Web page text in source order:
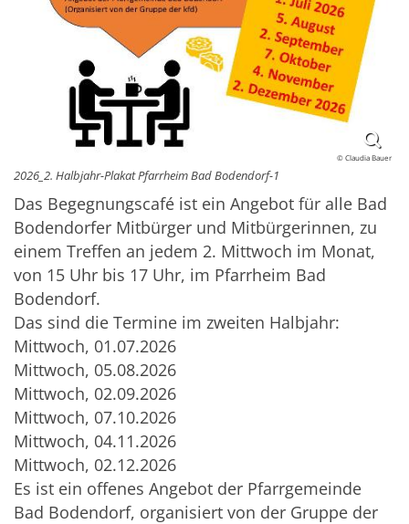
© Claudia Bauer
2026_2. Halbjahr-Plakat Pfarrheim Bad Bodendorf-1
Das Begegnungscafé ist ein Angebot für alle Bad
Bodendorfer Mitbürger und Mitbürgerinnen, zu
einem Treffen an jedem 2. Mittwoch im Monat,
von 15 Uhr bis 17 Uhr, im Pfarrheim Bad
Bodendorf.
Das sind die Termine im zweiten Halbjahr:
Mittwoch, 01.07.2026
Mittwoch, 05.08.2026
Mittwoch, 02.09.2026
Mittwoch, 07.10.2026
Mittwoch, 04.11.2026
Mittwoch, 02.12.2026
Es ist ein offenes Angebot der Pfarrgemeinde
Bad Bodendorf, organisiert von der Gruppe der